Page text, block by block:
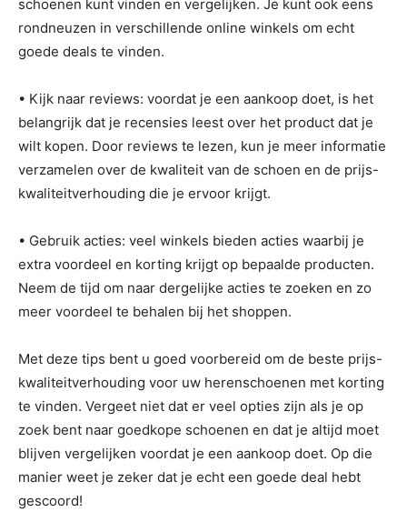
schoenen kunt vinden en vergelijken. Je kunt ook eens
rondneuzen in verschillende online winkels om echt
goede deals te vinden.
• Kijk naar reviews: voordat je een aankoop doet, is het
belangrijk dat je recensies leest over het product dat je
wilt kopen. Door reviews te lezen, kun je meer informatie
verzamelen over de kwaliteit van de schoen en de prijs-
kwaliteitverhouding die je ervoor krijgt.
• Gebruik acties: veel winkels bieden acties waarbij je
extra voordeel en korting krijgt op bepaalde producten.
Neem de tijd om naar dergelijke acties te zoeken en zo
meer voordeel te behalen bij het shoppen.
Met deze tips bent u goed voorbereid om de beste prijs-
kwaliteitverhouding voor uw herenschoenen met korting
te vinden. Vergeet niet dat er veel opties zijn als je op
zoek bent naar goedkope schoenen en dat je altijd moet
blijven vergelijken voordat je een aankoop doet. Op die
manier weet je zeker dat je echt een goede deal hebt
gescoord!